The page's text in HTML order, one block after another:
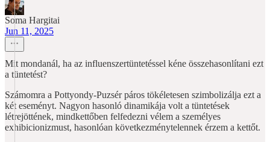
Soma Hargitai
Jun 11, 2025
Mit mondanál, ha az influenszertüntetéssel kéne összehasonlítani ezt
a tüntetést?
Számomra a Pottyondy-Puzsér páros tökéletesen szimbolizálja ezt a
két eseményt. Nagyon hasonló dinamikája volt a tüntetések
létrejöttének, mindkettőben felfedezni vélem a személyes
exhibicionizmust, hasonlóan következménytelennek érzem a kettőt.